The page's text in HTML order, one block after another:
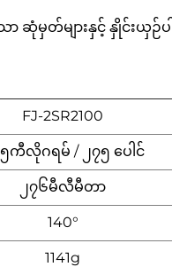
ဆုံမှတ်များနှင့် နှိုင်းယှ
FJ-2SR2100
ကီလိုဂရမ် / ၂၇၅ ပေါင်
၂၇၆မီလီမီတာ
140°
1141g